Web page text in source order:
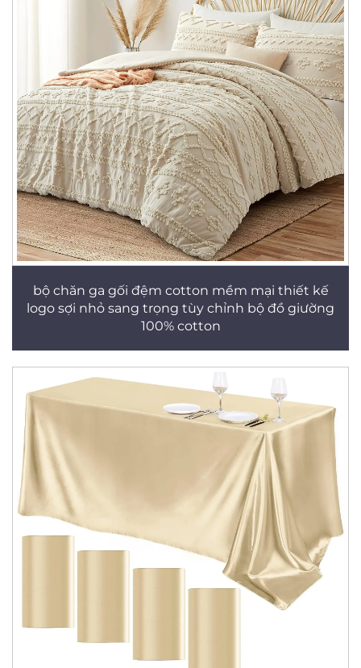
bộ chăn ga gối đệm cotton mềm mại thiết kế
logo sợi nhỏ sang trọng tùy chỉnh bộ đồ giường
100% cotton